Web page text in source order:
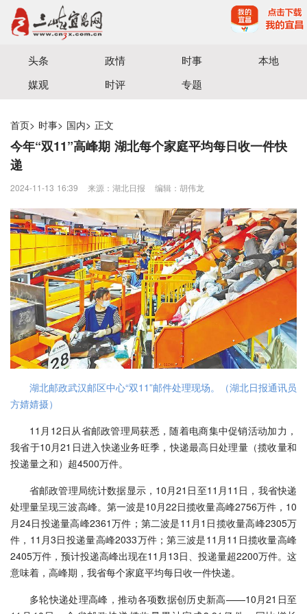
宜昌三峡融媒体中心主办
头条 政情 时事
本地
媒观
时评 专题
首页> 时事> 国内> 正文
今年“双11”高峰期 湖北每个家庭平均每日收一件快
递
2024-11-13 16:39 来源：湖北日报 编辑：胡伟龙
湖北邮政武汉邮区中心“双11”邮件处理现场。（湖北日报通讯员
方婧婧摄）
11月12日从省邮政管理局获悉，随着电商集中促销活动加力，
我省于10月21日进入快递业务旺季，快递最高日处理量（揽收量和
投递量之和）超4500万件。
省邮政管理局统计数据显示，10月21日至11月11日，我省快递
处理量呈现三波高峰。第一波是10月22日揽收量高峰2756万件，10
月24日投递量高峰2361万件；第二波是11月1日揽收量高峰2305万
件，11月3日投递量高峰2033万件；第三波是11月11日揽收量高峰
2405万件，预计投递高峰出现在11月13日、投递量超2200万件。这
意味着，高峰期，我省每个家庭平均每日收一件快递。
多轮快递处理高峰，推动各项数据创历史新高——10月21日至